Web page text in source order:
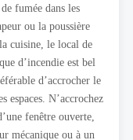
fumée dans les
ou la poussière
cuisine, le local de
d’incendie est bel
d’accrocher le
espaces. N’accrochez
fenêtre ouverte,
mécanique ou à un